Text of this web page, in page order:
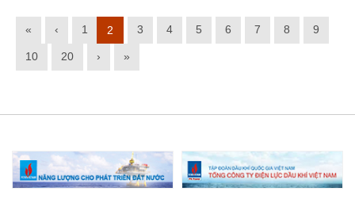
« ‹ 1 2 3 4 5 6 7 8 9
10 20 › »